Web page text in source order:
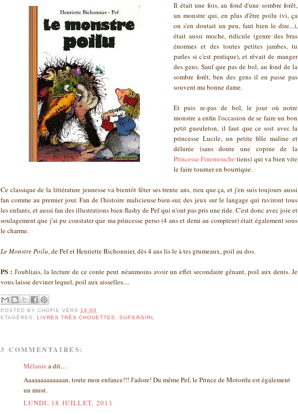
Il était une fois, au fond d'une sombre forêt,
un monstre qui, en plus d'être poilu (vi, ça
on s'en doutait un peu, faut bien le dire...),
était aussi moche, ridicule (genre des bras
énormes et des toutes petites jambes, tu
parles si c'est pratique), et rêvait de manger
des gens. Sauf que pas de bol, au fond de la
sombre forêt, ben des gens il en passe pas
souvent ma bonne dame.
Et puis re-pas de bol, le jour où notre
monstre a enfin l'occasion de se faire un bon
petit gueuleton, il faut que ce soit avec la
princesse Lucile, un petite fille maline et
délurée (sans doute une copine de la
Princesse Finemouche tiens) qui va bien vite
le faire tourner en bourrique.
Ce classique de la littérature jeunesse va bientôt fêter ses trente ans, rien que ça, et j'en suis toujours aussi
fan comme au premier jour. Fan de l'histoire malicieuse bien-sur, des jeux sur le langage qui raviront tous
les enfants, et aussi fan des illustrations bien flashy de Pef qui n'ont pas pris une ride. C'est donc avec joie et
soulagement que j'ai pu constater que ma princesse perso (4 ans et demi au compteur) était également sous
le charme.
Le Monstre Poilu, de Pef et Henriette Bichonnier, dès 4 ans lis le à tes grumeaux, poil au dos.
PS : J'oubliais, la lecture de ce conte peut néanmoins avoir un effet secondaire gênant, poil aux dents. Je
vous laisse deviner lequel, poil aux aisselles....
POSTED BYCHOFIE VERS 14:00
ETAGÈRES:LIVRES TRÈS CHOUETTES ,SUPERGIRL
3 COMMENTAIRES:
Mélanie a dit…
Aaaaaaaaaaaaan, toute mon enfance!!! J'adore! Du même Pef, le Prince de Motordu est également
un must.
LUNDI, 18 JUILLET, 2011